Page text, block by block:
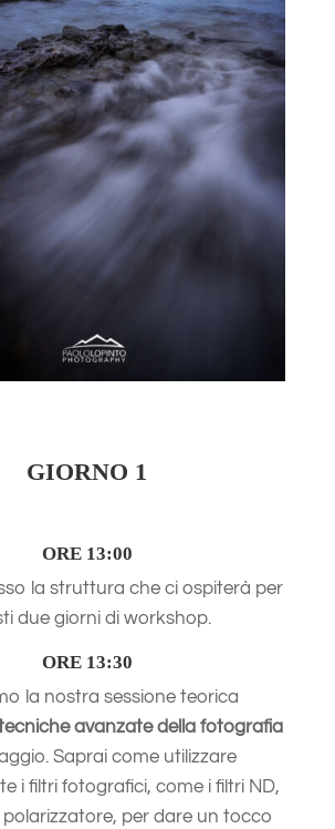
GIORNO 1
ORE 13:00
la struttura che ci ospiterà per
due giorni di workshop.
ORE 13:30
la nostra sessione teorica
avanzate della fotografia
Saprai come utilizzare
i filtri fotografici, come i filtri ND,
polarizzatore, per dare un tocco